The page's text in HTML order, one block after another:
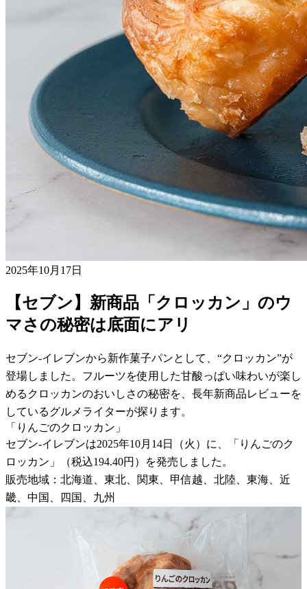
2025年10月17日
【セブン】新商品「クロッカン」のウ
マさの秘密は底面にアリ
セブン-イレブンから新作菓子パンとして、“クロッカン”が
登場しました。フルーツを使用した甘酸っぱい味わいが楽し
めるクロッカンのおいしさの秘密を、長年新商品レビューを
しているグルメライターが探ります。
「りんごのクロッカン」
セブン-イレブンは2025年10月14日（火）に、「りんごのク
ロッカン」（税込194.40円）を発売しました。
販売地域：北海道、東北、関東、甲信越、北陸、東海、近
畿、中国、四国、九州